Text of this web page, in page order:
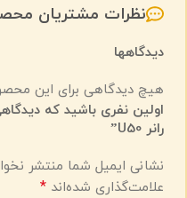
نظرات مشتریان
دیدگاهها
هیچ دیدگاهی برای این
اولین نفری باشید که
رانر U50”
نشانی ایمیل شما منتشر
علامت‌گذاری شده‌اند *